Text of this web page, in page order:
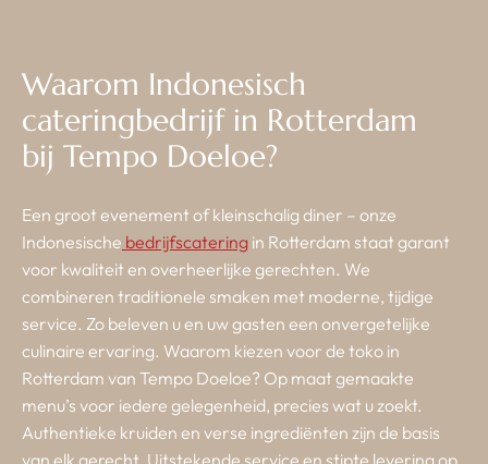
Waarom Indonesisch
cateringbedrijf in Rotterdam
bij Tempo Doeloe?
Een groot evenement of kleinschalig diner – onze
Indonesische bedrijfscatering in Rotterdam staat garant
voor kwaliteit en overheerlijke gerechten. We
combineren traditionele smaken met moderne, tijdige
service. Zo beleven u en uw gasten een onvergetelijke
culinaire ervaring. Waarom kiezen voor de toko in
Rotterdam van Tempo Doeloe? Op maat gemaakte
menu’s voor iedere gelegenheid, precies wat u zoekt.
Authentieke kruiden en verse ingrediënten zijn de basis